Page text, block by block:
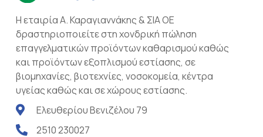
Η εταιρία Α. Καραγιαννάκης & ΣΙΑ ΟΕ
δραστηριοποιείτε στη χονδρική πώληση
επαγγελματικών προϊόντων καθαρισμού καθώς
και προϊόντων εξοπλισμού εστίασης, σε
βιομηχανίες, βιοτεχνίες, νοσοκομεία, κέντρα
υγείας καθώς και σε χώρους εστίασης.
Ελευθερίου Βενιζέλου 79
2510 230027